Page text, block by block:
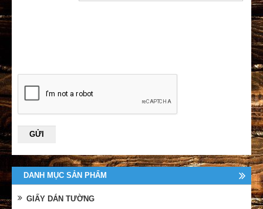
DANH MỤC SẢN PHẨM
GIẤY DÁN TƯỜNG